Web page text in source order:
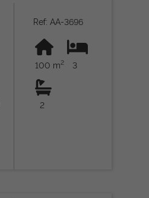
Ref: AA-3696
100 m2 3
2